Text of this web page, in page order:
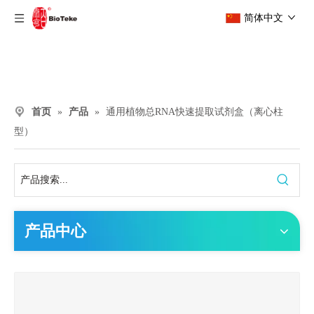
简体中文
首页 » 产品 »
通用植物总RNA快速提取试剂盒（离心柱
型）
产品中心